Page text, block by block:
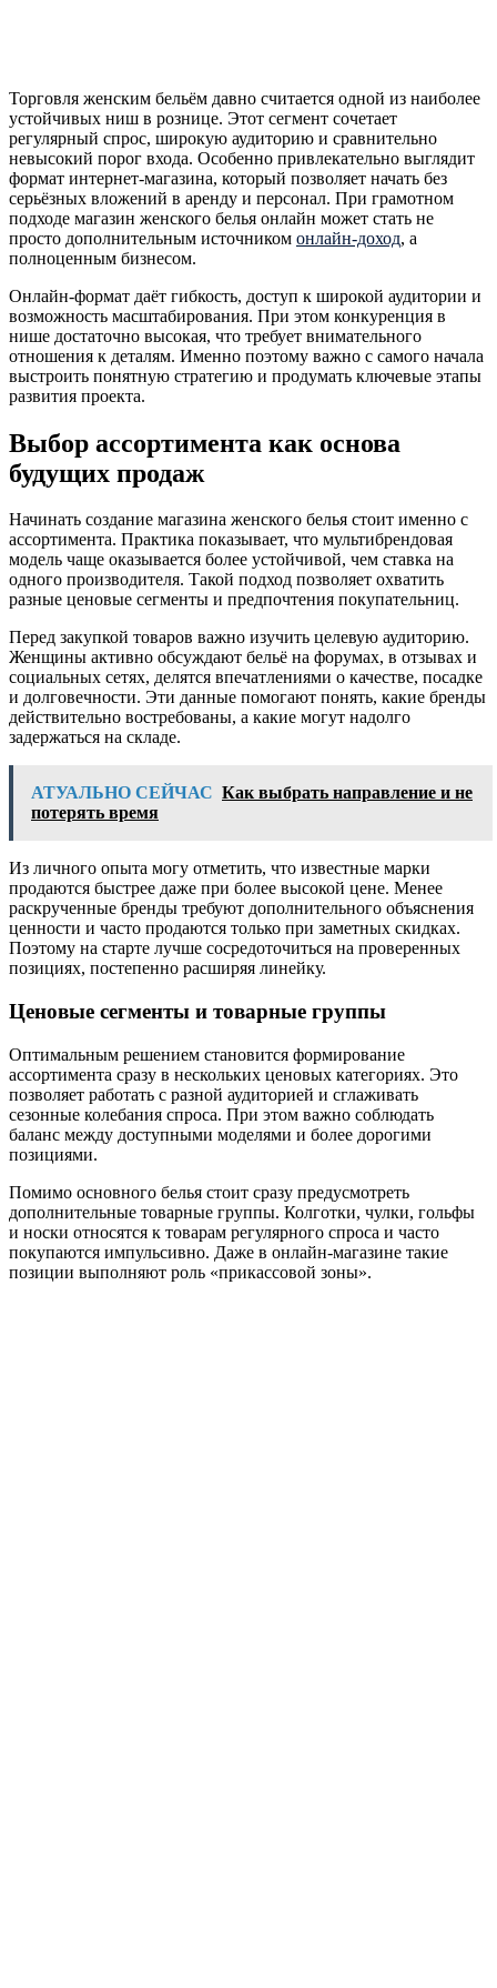
Торговля женским бельём давно считается одной из наиболее
устойчивых ниш в рознице. Этот сегмент сочетает
регулярный спрос, широкую аудиторию и сравнительно
невысокий порог входа. Особенно привлекательно выглядит
формат интернет-магазина, который позволяет начать без
серьёзных вложений в аренду и персонал. При грамотном
подходе магазин женского белья онлайн может стать не
просто дополнительным источником онлайн-доход, а
полноценным бизнесом.
Онлайн-формат даёт гибкость, доступ к широкой аудитории и
возможность масштабирования. При этом конкуренция в
нише достаточно высокая, что требует внимательного
отношения к деталям. Именно поэтому важно с самого начала
выстроить понятную стратегию и продумать ключевые этапы
развития проекта.
Выбор ассортимента как основа
будущих продаж
Начинать создание магазина женского белья стоит именно с
ассортимента. Практика показывает, что мультибрендовая
модель чаще оказывается более устойчивой, чем ставка на
одного производителя. Такой подход позволяет охватить
разные ценовые сегменты и предпочтения покупательниц.
Перед закупкой товаров важно изучить целевую аудиторию.
Женщины активно обсуждают бельё на форумах, в отзывах и
социальных сетях, делятся впечатлениями о качестве, посадке
и долговечности. Эти данные помогают понять, какие бренды
действительно востребованы, а какие могут надолго
задержаться на складе.
АТУАЛЬНО СЕЙЧАС Как выбрать направление и не
потерять время
Из личного опыта могу отметить, что известные марки
продаются быстрее даже при более высокой цене. Менее
раскрученные бренды требуют дополнительного объяснения
ценности и часто продаются только при заметных скидках.
Поэтому на старте лучше сосредоточиться на проверенных
позициях, постепенно расширяя линейку.
Ценовые сегменты и товарные группы
Оптимальным решением становится формирование
ассортимента сразу в нескольких ценовых категориях. Это
позволяет работать с разной аудиторией и сглаживать
сезонные колебания спроса. При этом важно соблюдать
баланс между доступными моделями и более дорогими
позициями.
Помимо основного белья стоит сразу предусмотреть
дополнительные товарные группы. Колготки, чулки, гольфы
и носки относятся к товарам регулярного спроса и часто
покупаются импульсивно. Даже в онлайн-магазине такие
позиции выполняют роль «прикассовой зоны».